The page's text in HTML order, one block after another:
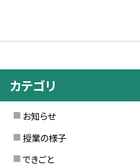
カテゴリ
お知らせ
授業の様子
できごと